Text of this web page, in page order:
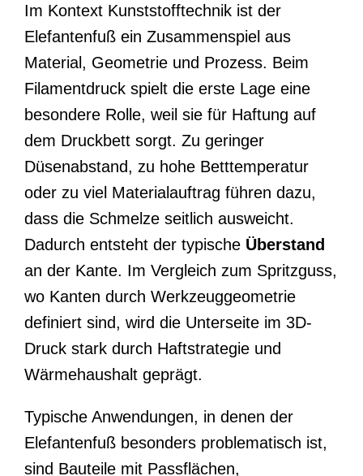
Im Kontext Kunststofftechnik ist der
Elefantenfuß ein Zusammenspiel aus
Material, Geometrie und Prozess. Beim
Filamentdruck spielt die erste Lage eine
besondere Rolle, weil sie für Haftung auf
dem Druckbett sorgt. Zu geringer
Düsenabstand, zu hohe Betttemperatur
oder zu viel Materialauftrag führen dazu,
dass die Schmelze seitlich ausweicht.
Dadurch entsteht der typische Überstand
an der Kante. Im Vergleich zum Spritzguss,
wo Kanten durch Werkzeuggeometrie
definiert sind, wird die Unterseite im 3D-
Druck stark durch Haftstrategie und
Wärmehaushalt geprägt.
Typische Anwendungen, in denen der
Elefantenfuß besonders problematisch ist,
sind Bauteile mit Passflächen,